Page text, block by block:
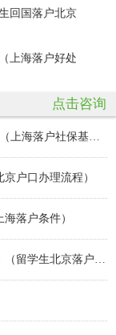
回国落户北京
上海落户好处
点击咨询
户口办理流程）
落户条件）